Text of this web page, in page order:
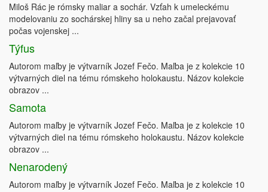
Miloš Rác je rómsky maliar a sochár. Vzťah k umeleckému
modelovaniu zo sochárskej hliny sa u neho začal prejavovať
počas vojenskej ...
Týfus
Autorom maľby je výtvarník Jozef Fečo. Maľba je z kolekcie 10
výtvarných diel na tému rómskeho holokaustu. Názov kolekcie
obrazov ...
Samota
Autorom maľby je výtvarník Jozef Fečo. Maľba je z kolekcie 10
výtvarných diel na tému rómskeho holokaustu. Názov kolekcie
obrazov ...
Nenarodený
Autorom maľby je výtvarník Jozef Fečo. Maľba je z kolekcie 10